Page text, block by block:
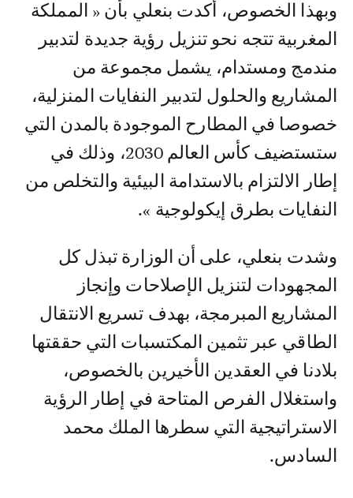
وبهذا الخصوص، أكدت بنعلي بأن « المملكة
المغربية تتجه نحو تنزيل رؤية جديدة لتدبير
مندمج ومستدام، يشمل مجموعة من
المشاريع والحلول لتدبير النفايات المنزلية،
خصوصا في المطارح الموجودة بالمدن التي
ستستضيف كأس العالم 2030، وذلك في
إطار الالتزام بالاستدامة البيئية والتخلص من
النفايات بطرق إيكولوجية ».
وشدت بنعلي، على أن الوزارة تبذل كل
المجهودات لتنزيل الإصلاحات وإنجاز
المشاريع المبرمجة، بهدف تسريع الانتقال
الطاقي عبر تثمين المكتسبات التي حققتها
بلادنا في العقدين الأخيرين بالخصوص،
واستغلال الفرص المتاحة في إطار الرؤية
الاستراتيجية التي سطرها الملك محمد
السادس.